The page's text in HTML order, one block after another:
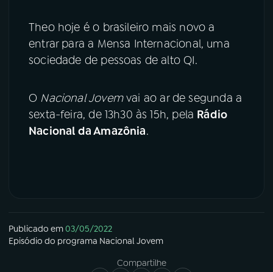
Theo hoje é o brasileiro mais novo a
entrar para a Mensa Internacional, uma
sociedade de pessoas de alto QI.
O Nacional Jovemvai ao ar de segunda a
sexta-feira, de 13h30 às 15h, pela Rádio
Nacional da Amazônia.
Publicado em03/05/2022
Episódio do programa Nacional Jovem
Compartilhe